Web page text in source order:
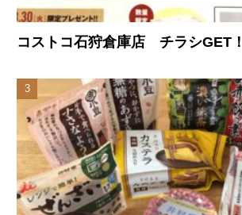
コストコ石狩倉庫店 チラシGET